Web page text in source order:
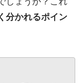
分かれるポイン